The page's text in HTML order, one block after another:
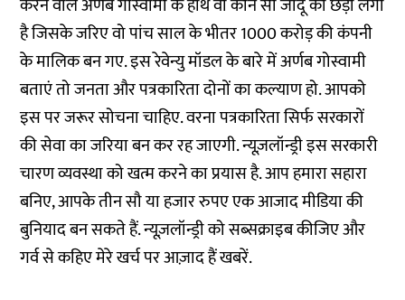
करने वाले अर्णब गोस्वामी के हाथ वो कौन सी जादू की छड़ी लगी
है जिसके जरिए वो पांच साल के भीतर 1000 करोड़ की कंपनी
के मालिक बन गए. इस रेवेन्यु मॉडल के बारे में अर्णब गोस्वामी
बताएं तो जनता और पत्रकारिता दोनों का कल्याण हो. आपको
इस पर जरूर सोचना चाहिए. वरना पत्रकारिता सिर्फ सरकारों
की सेवा का जरिया बन कर रह जाएगी. न्यूज़लॉन्ड्री इस सरकारी
चारण व्यवस्था को खत्म करने का प्रयास है. आप हमारा सहारा
बनिए, आपके तीन सौ या हजार रुपए एक आजाद मीडिया की
बुनियाद बन सकते हैं. न्यूज़लॉन्ड्री को सब्सक्राइब कीजिए और
गर्व से कहिए मेरे खर्च पर आज़ाद हैं खबरें.